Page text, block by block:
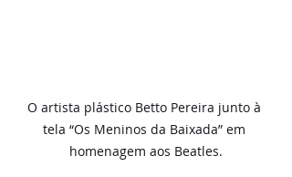
O artista plástico Betto Pereira junto à
tela “Os Meninos da Baixada” em
homenagem aos Beatles.